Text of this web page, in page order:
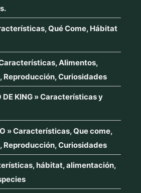
Qué Come, Hábitat
Alimentos,
Reproducción, Curiosidades
DE KING » Características y
» Características, Que come,
Reproducción, Curiosidades
hábitat, alimentación,